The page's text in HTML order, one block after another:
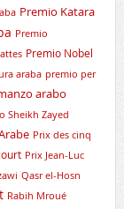
Premio Katara
Premio
Premio Nobel
araba premio per
arabo
Sheikh Zayed
Prix des cinq
Prix Jean-Luc
Qasr el-Hosn
Rabih Mroué